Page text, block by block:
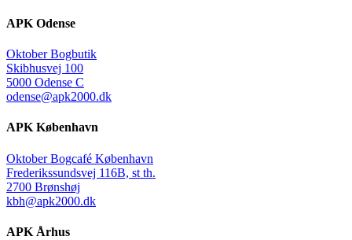
APK Odense
Oktober Bogbutik
Skibhusvej 100
5000 Odense C
odense@apk2000.dk
APK København
Oktober Bogcafé København
Frederikssundsvej 116B, st th.
2700 Brønshøj
kbh@apk2000.dk
APK Århus